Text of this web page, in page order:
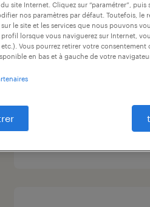
operateur de
(f/h)
12,31 € par heure
site Internet. Cliquez sur “paramétrer”, puis
nos paramètres par défaut. Toutefois, le
le site et les services que nous pouvons
lorsque vous naviguerez sur Internet,
etc.). Vous pourrez retirer votre
en bas et à gauche de votre